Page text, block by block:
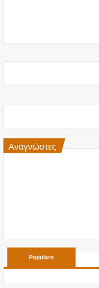
Αναγνώστες
Populars